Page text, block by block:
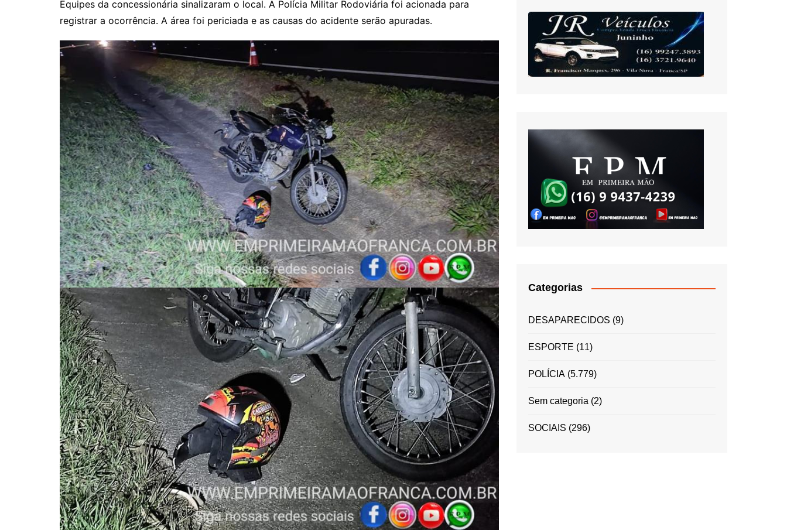
Equipes da concessionária sinalizaram o local. A Polícia Militar Rodoviária foi acionada para
registrar a ocorrência. A área foi periciada e as causas do acidente serão apuradas.
Categorias
DESAPARECIDOS (9)
ESPORTE (11)
POLÍCIA (5.779)
Sem categoria (2)
SOCIAIS (296)